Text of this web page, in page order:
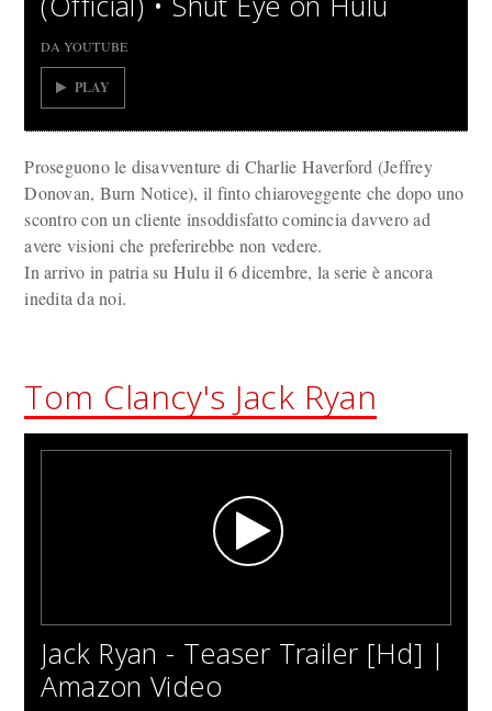
DA YOUTUBE
PLAY
Proseguono le disavventure di Charlie Haverford (Jeffrey
Donovan, Burn Notice), il finto chiaroveggente che dopo uno
scontro con un cliente insoddisfatto comincia davvero ad
avere visioni che preferirebbe non vedere.
In arrivo in patria su Hulu il 6 dicembre, la serie è ancora
inedita da noi.
Tom Clancy's Jack Ryan
Jack Ryan - Teaser Trailer [Hd] |
Amazon Video